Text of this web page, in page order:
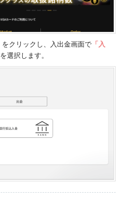
をクリックし、入出金画面で「入
を選択します。